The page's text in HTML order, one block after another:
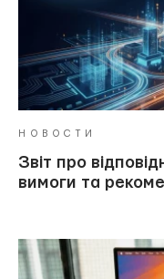
НОВОСТИ
Звіт про
вимоги та